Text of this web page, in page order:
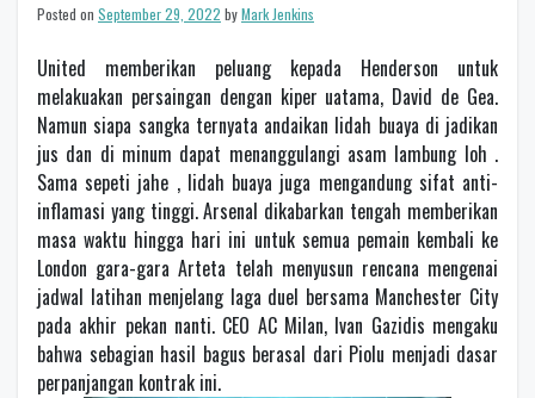
Posted on September 29, 2022 byMark Jenkins
United memberikan peluang kepada Henderson untuk
melakuakan persaingan dengan kiper uatama, David de Gea.
Namun siapa sangka ternyata andaikan lidah buaya di jadikan
jus dan di minum dapat menanggulangi asam lambung loh .
Sama sepeti jahe , lidah buaya juga mengandung sifat anti-
inflamasi yang tinggi. Arsenal dikabarkan tengah memberikan
masa waktu hingga hari ini untuk semua pemain kembali ke
London gara-gara Arteta telah menyusun rencana mengenai
jadwal latihan menjelang laga duel bersama Manchester City
pada akhir pekan nanti. CEO AC Milan, Ivan Gazidis mengaku
bahwa sebagian hasil bagus berasal dari Piolu menjadi dasar
perpanjangan kontrak ini.